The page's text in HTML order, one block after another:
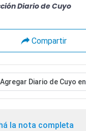
Diario de Cuyo
Compartir
Agregar Diario de Cuyo en
la nota completa